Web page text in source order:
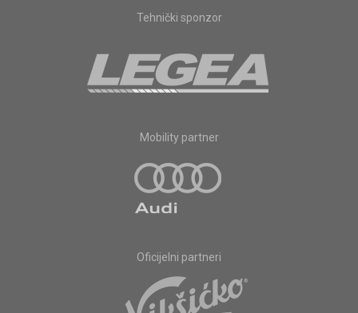
Tehnički sponzor
Mobility partner
Oficijelni partneri